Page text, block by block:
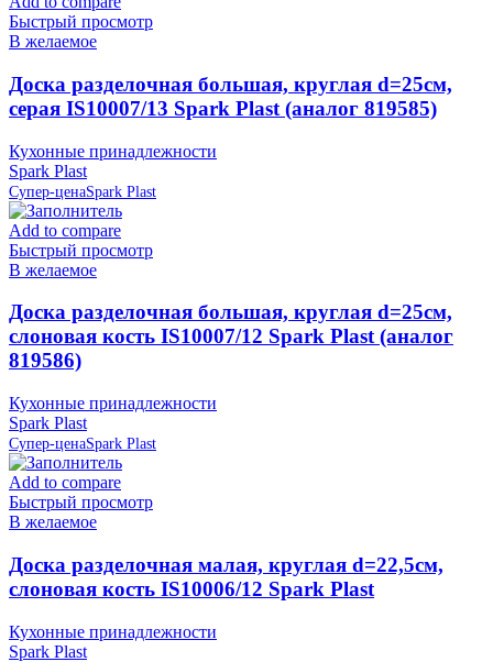
Быстрый просмотр
В желаемое
Доска разделочная большая, круглая d=25см,
серая IS10007/13 Spark Plast (аналог 819585)
Кухонные принадлежности
Spark Plast
Супер-ценаSpark Plast
Add to compare
Быстрый просмотр
В желаемое
Доска разделочная большая, круглая d=25см,
слоновая кость IS10007/12 Spark Plast (аналог
819586)
Кухонные принадлежности
Spark Plast
Супер-ценаSpark Plast
Add to compare
Быстрый просмотр
В желаемое
Доска разделочная малая, круглая d=22,5см,
слоновая кость IS10006/12 Spark Plast
Кухонные принадлежности
Spark Plast